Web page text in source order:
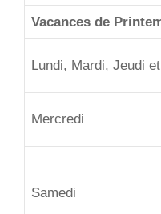
Vacances de
Lundi, Mardi, Jeudi
Mercredi
Samedi